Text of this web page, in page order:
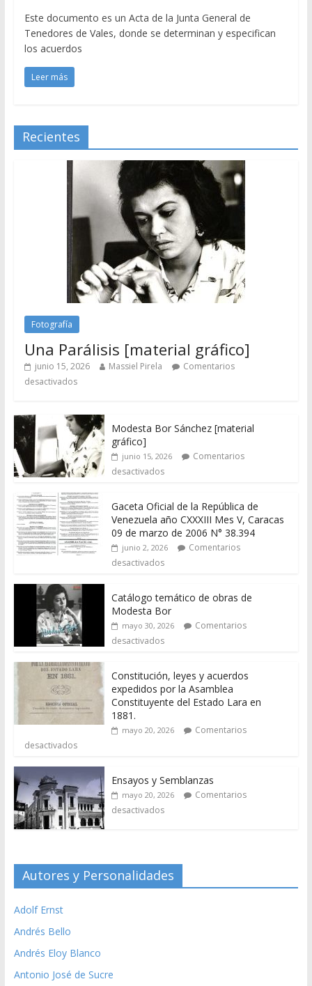
Este documento es un Acta de la Junta General de
Tenedores de Vales, donde se determinan y especifican
los acuerdos
Leer más
Recientes
Fotografía
Una Parálisis [material gráfico]
junio 15, 2026 Massiel Pirela
Comentarios
desactivados
Modesta Bor Sánchez [material
gráfico]
junio 15, 2026
Comentarios
desactivados
Gaceta Oficial de la República de
Venezuela año CXXXIII Mes V, Caracas
09 de marzo de 2006 N° 38.394
junio 2, 2026
Comentarios
desactivados
Catálogo temático de obras de
Modesta Bor
mayo 30, 2026
Comentarios
desactivados
Constitución, leyes y acuerdos
expedidos por la Asamblea
Constituyente del Estado Lara en
1881.
mayo 20, 2026
Comentarios
desactivados
Ensayos y Semblanzas
mayo 20, 2026
Comentarios
desactivados
Autores y Personalidades
Adolf Ernst
Andrés Bello
Andrés Eloy Blanco
Antonio José de Sucre